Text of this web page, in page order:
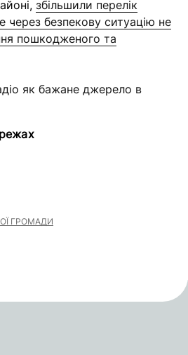
збільшили перелік
через безпекову ситуацію не
пошкодженого та
як бажане джерело в
ГРОМАДИ